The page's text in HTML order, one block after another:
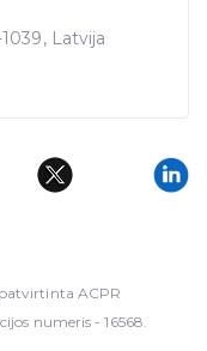
Latvija
ACPR
numeris - 16568.